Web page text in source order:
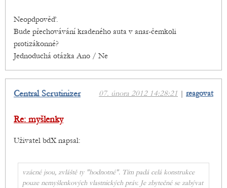
Neopdpověď.
Bude přechovávání kradeného auta v anar-čemkoli
protizákonné?
Jednoduchá otázka Ano / Ne
07. února 2012 14:28:21 | reagovat
Central Scrutinizer
Re: myšlenky
Uživatel bdX napsal:
vzácné jsou, zvláště ty "hodnotné". Tím padá celá konstrukce
pouze nemyšlenkových vlastnických práv. Je zbytečné se zabývat